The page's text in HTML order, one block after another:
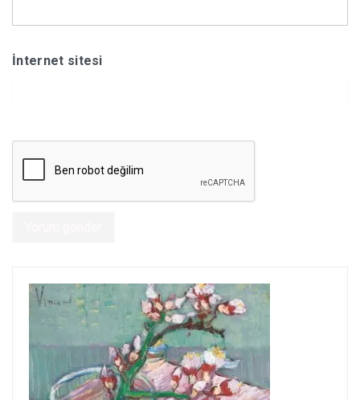
İnternet sitesi